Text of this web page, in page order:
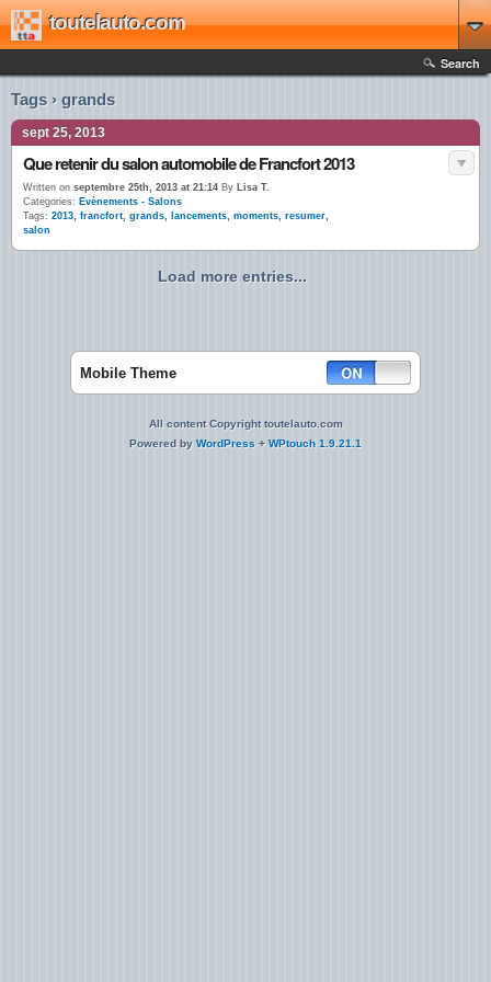
toutelauto.com
Search
Tags › grands
sept 25, 2013
Que retenir du salon automobile de Francfort 2013
Written on septembre 25th, 2013 at 21:14 By Lisa T.
Categories: Evènements - Salons
Tags: 2013, francfort, grands, lancements, moments, resumer,
salon
Load more entries...
Mobile Theme
All content Copyright toutelauto.com
Powered by WordPress + WPtouch 1.9.21.1